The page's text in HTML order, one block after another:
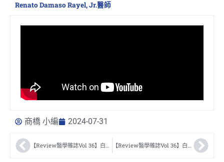
Renato Damaso Rayel, Jr.醫師
商橋 小編 2024-07-31
【Review醫學雜誌Vol 36】白內障醫學會 Parul M. Sharma Sharma醫師 【Review醫學雜誌Vol 36】白內障醫學會 ROBERT LIN醫師